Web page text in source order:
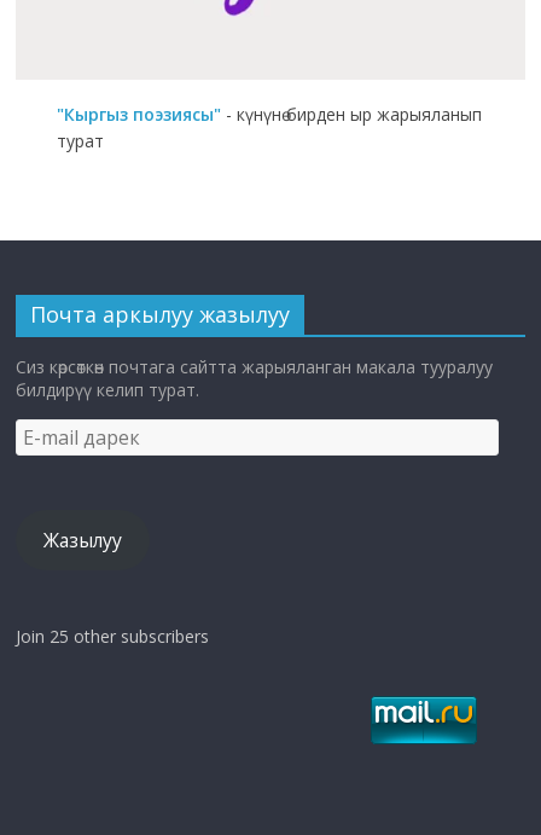
"Кыргыз поэзиясы" - күнүнө бирден ыр жарыяланып
турат
Почта аркылуу жазылуу
Сиз көрсөткөн почтага сайтта жарыяланган макала тууралуу
билдирүү келип турат.
E-
mail
Жазылуу
Join 25 other subscribers